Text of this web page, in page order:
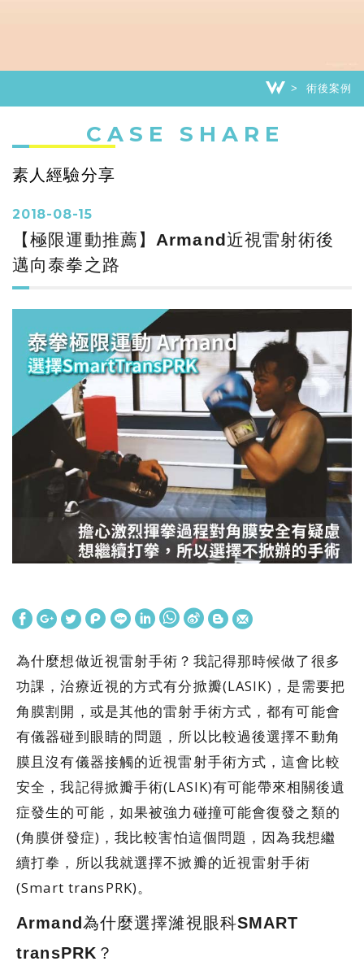
術後案例
CASE SHARE
素人經驗分享
2018-08-15
【極限運動推薦】Armand近視雷射術後
邁向泰拳之路
為什麼想做近視雷射手術？我記得那時候做了很多
功課，治療近視的方式有分掀瓣(LASIK)，是需要把
角膜割開，或是其他的雷射手術方式，都有可能會
有儀器碰到眼睛的問題，所以比較過後選擇不動角
膜且沒有儀器接觸的近視雷射手術方式，這會比較
安全，我記得掀瓣手術(LASIK)有可能帶來相關後遺
症發生的可能，如果被強力碰撞可能會復發之類的
(角膜併發症)，我比較害怕這個問題，因為我想繼
續打拳，所以我就選擇不掀瓣的近視雷射手術
(Smart transPRK)。
Armand為什麼選擇濰視眼科SMART
transPRK？